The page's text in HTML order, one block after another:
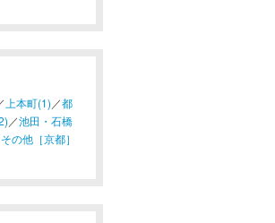
上本町(1) ／都
／池田・石橋
その他［京都］